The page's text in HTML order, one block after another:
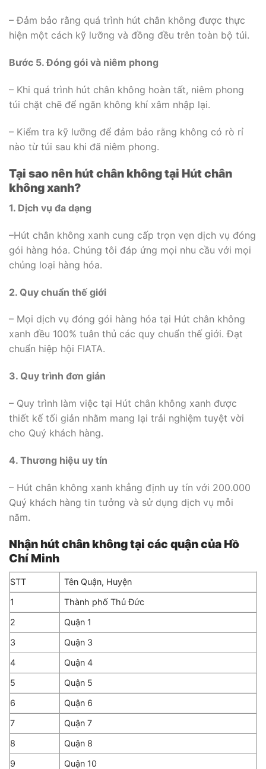
– Đảm bảo rằng quá trình hút chân không được thực
hiện một cách kỹ lưỡng và đồng đều trên toàn bộ túi.
Bước 5. Đóng gói và niêm phong
– Khi quá trình hút chân không hoàn tất, niêm phong
túi chặt chẽ để ngăn không khí xâm nhập lại.
– Kiểm tra kỹ lưỡng để đảm bảo rằng không có rò rỉ
nào từ túi sau khi đã niêm phong.
Tại sao nên hút chân không tại Hút chân
không xanh?
1. Dịch vụ đa dạng
–Hút chân không xanh cung cấp trọn vẹn dịch vụ đóng
gói hàng hóa. Chúng tôi đáp ứng mọi nhu cầu với mọi
chủng loại hàng hóa.
2. Quy chuẩn thế giới
– Mọi dịch vụ đóng gói hàng hóa tại Hút chân không
xanh đều 100% tuân thủ các quy chuẩn thế giới. Đạt
chuẩn hiệp hội FIATA.
3. Quy trình đơn giản
– Quy trình làm việc tại Hút chân không xanh được
thiết kế tối giản nhằm mang lại trải nghiệm tuyệt vời
cho Quý khách hàng.
4. Thương hiệu uy tín
– Hút chân không xanh khẳng định uy tín với 200.000
Quý khách hàng tin tưởng và sử dụng dịch vụ mỗi
năm.
Nhận hút chân không tại các quận của Hồ
Chí Minh
STT
Tên Quận, Huyện
1
Thành phố Thủ Đức
2
Quận 1
3
Quận 3
4
Quận 4
5
Quận 5
6
Quận 6
7
Quận 7
8
Quận 8
9
Quận 10